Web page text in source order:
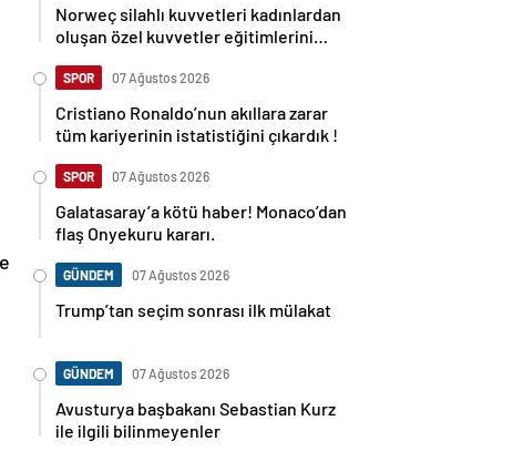
Norweç silahlı kuvvetleri kadınlardan
oluşan özel kuvvetler eğitimlerini
SPOR 07 Ağustos 2026
Cristiano Ronaldo’nun akıllara zarar
tüm kariyerinin istatistiğini çıkardık !
SPOR 07 Ağustos 2026
Galatasaray’a kötü haber! Monaco’dan
flaş Onyekuru kararı.
GÜNDEM 07 Ağustos 2026
Trump’tan seçim sonrası ilk mülakat
GÜNDEM 07 Ağustos 2026
Avusturya başbakanı Sebastian Kurz
ile ilgili bilinmeyenler